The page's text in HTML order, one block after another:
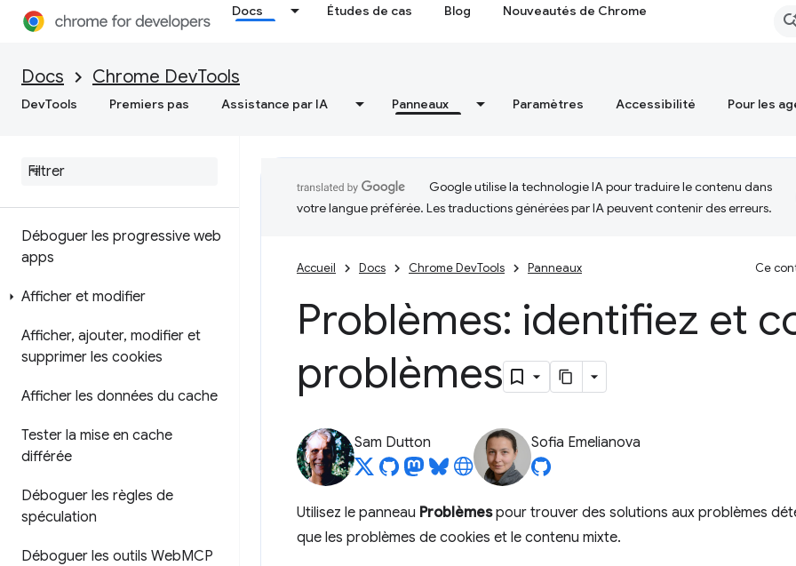
Docs Études de cas Blog Nouveautés de Chrome
Docs Chrome DevTools
DevTools Premiers pas Assistance par IA Panneaux Paramètres Accessibilité Pour les
Enregistrer des instantanés de
Outil de profilage d'allocation
Déboguer les progressive web
apps
Afficher et modifier
Afficher, ajouter, modifier et
supprimer les cookies
Afficher les données du cache
Tester la mise en cache
différée
Déboguer les règles de
spéculation
Déboguer les outils WebMCP
Google utilise la technologie IA pour traduire le contenu dans
votre langue préférée. Les traductions générées par IA peuvent contenir des erreurs.
Accueil Docs Chrome DevTools Panneaux Ce
Problèmes: identifiez et
problèmes
Sam Dutton Sofia Emelianova
Utilisez le panneau Problèmespour trouver des solutions aux problèmes
que les problèmes de cookies et le contenu mixte.